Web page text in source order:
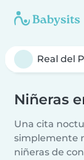
Niñeras
Una cita
simplemente
niñeras de